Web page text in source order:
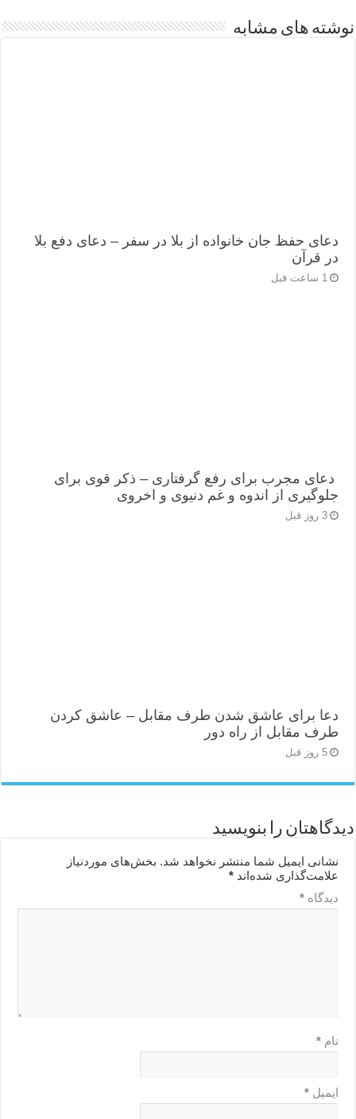
نوشته های مشابه
دعای حفظ جان خانواده از بلا در سفر – دعای دفع بلا
در قرآن
1 ساعت قبل
دعای مجرب برای رفع گرفتاری – ذکر قوی برای
جلوگیری از اندوه و غم دنیوی و اخروی
3 روز قبل
دعا برای عاشق شدن طرف مقابل – عاشق کردن
طرف مقابل از راه دور
5 روز قبل
دیدگاهتان را بنویسید
نشانی ایمیل شما منتشر نخواهد شد. بخش‌های موردنیاز
علامت‌گذاری شده‌اند*
دیدگاه*
نام*
ایمیل*